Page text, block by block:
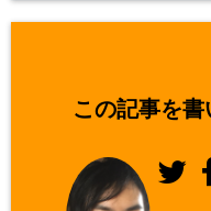
この記事を